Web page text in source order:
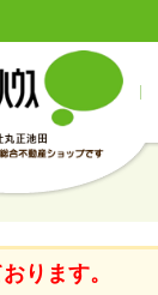
万～2000万円
～3000万円
万～2000万円
～3000万円
お客様の
入居者様ペ
ります。